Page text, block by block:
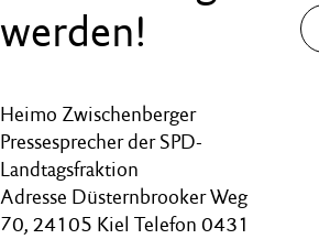
werden!
Heimo Zwischenberger
Pressesprecher der SPD-
Landtagsfraktion
Adresse Düsternbrooker Weg
70, 24105 Kiel Telefon 0431